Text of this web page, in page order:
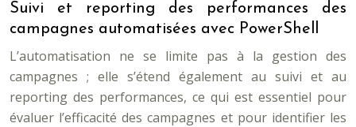
Suivi et reporting des performances des
campagnes automatisées avec PowerShell
L’automatisation ne se limite pas à la gestion des
campagnes ; elle s’étend également au suivi et au
reporting des performances, ce qui est essentiel pour
évaluer l’efficacité des campagnes et pour identifier les